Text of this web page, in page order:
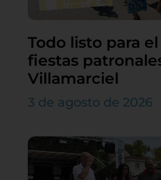
Todo listo para
fiestas
Villamarciel
3 de agosto de 2026